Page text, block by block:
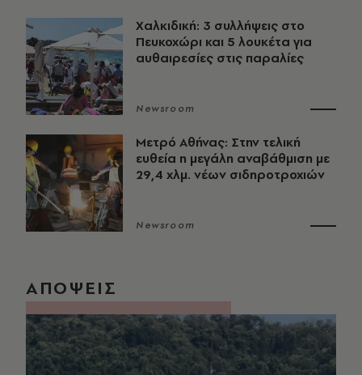
Χαλκιδική: 3 συλλήψεις στο
Πευκοχώρι και 5 λουκέτα για
αυθαιρεσίες στις παραλίες
Newsroom
Μετρό Αθήνας: Στην τελική
ευθεία η μεγάλη αναβάθμιση με
29,4 χλμ. νέων σιδηροτροχιών
Newsroom
ΑΠΟΨΕΙΣ